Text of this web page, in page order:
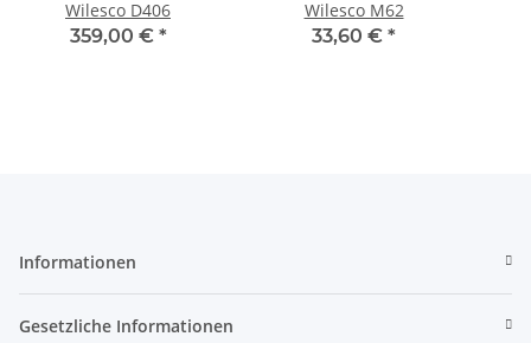
Wilesco D406
359,00 € *
Wilesco M62
33,60 € *
Informationen
Gesetzliche Informationen